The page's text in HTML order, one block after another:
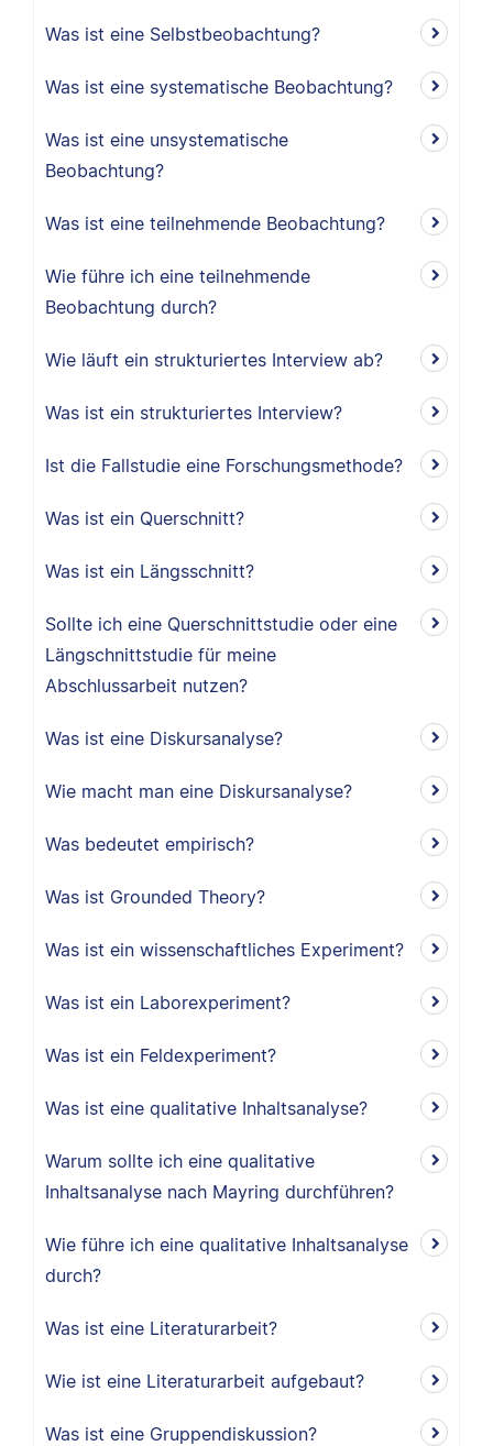
Was ist eine Selbstbeobachtung?
Was ist eine systematische Beobachtung?
Was ist eine unsystematische
Beobachtung?
Was ist eine teilnehmende Beobachtung?
Wie führe ich eine teilnehmende
Beobachtung durch?
Wie läuft ein strukturiertes Interview ab?
Was ist ein strukturiertes Interview?
Ist die Fallstudie eine Forschungsmethode?
Was ist ein Querschnitt?
Was ist ein Längsschnitt?
Sollte ich eine Querschnittstudie oder eine
Längschnittstudie für meine
Abschlussarbeit nutzen?
Was ist eine Diskursanalyse?
Wie macht man eine Diskursanalyse?
Was bedeutet empirisch?
Was ist Grounded Theory?
Was ist ein wissenschaftliches Experiment?
Was ist ein Laborexperiment?
Was ist ein Feldexperiment?
Was ist eine qualitative Inhaltsanalyse?
Warum sollte ich eine qualitative
Inhaltsanalyse nach Mayring durchführen?
Wie führe ich eine qualitative Inhaltsanalyse
durch?
Was ist eine Literaturarbeit?
Wie ist eine Literaturarbeit aufgebaut?
Was ist eine Gruppendiskussion?